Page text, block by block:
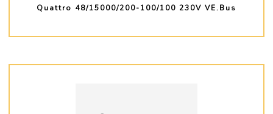
Quattro 48/15000/200-100/100 230V VE.Bus